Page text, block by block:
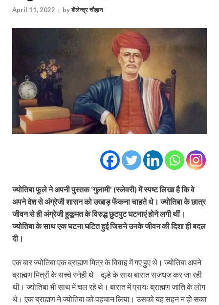
April 11, 2022 - byशैलेन्द्र चौहान
ज्योतिबा फुले ने अपनी पुस्तक ‘गुलामी’ (स्लेवरी) में स्पष्ट लिखा है कि वे
अपने देश से अंग्रेजी शासन को उखाड़ फेंकना चाहते थे। ज्योतिबा के छात्र
जीवन से ही अंग्रेजी हुकूमत के विरुद्ध छुटपुट घटनाएं होने लगी थीं।
ज्योतिबा के साथ एक घटना घटित हुई जिसने उनके जीवन की दिशा ही बदल
दी।
एक बार ज्योतिबा एक ब्राह्मण मित्र के विवाह में गए हुए थे। ज्योतिबा अपने
ब्राह्मण मित्रों के सच्चे स्नेही थे। दूल्हे के साथ बारात सजधज कर जा रही
थी। ज्योतिबा भी साथ में चल रहे थे। बारात में प्रायः ब्राह्मण जाति के लोग
थे। एक ब्राह्मण ने ज्योतिबा को पहचान लिया। उसको यह सहन न हो सका